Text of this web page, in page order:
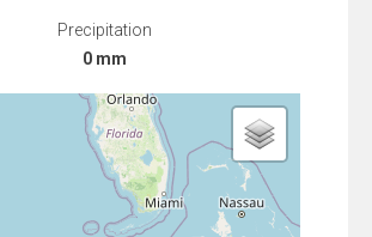
Precipitation
0 mm